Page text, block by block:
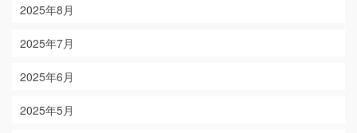
2025年8月
2025年7月
2025年6月
2025年5月